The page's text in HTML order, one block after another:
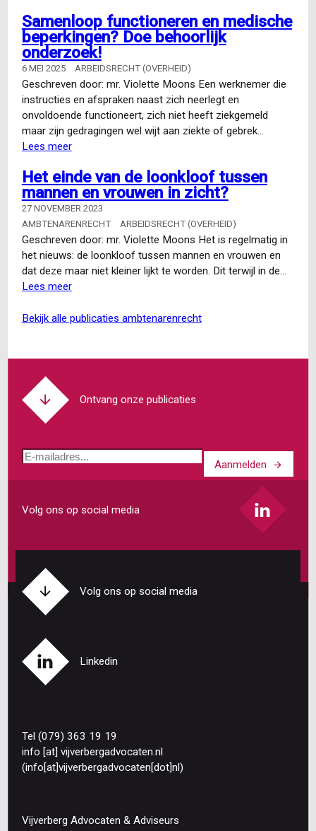
Samenloop functioneren en medische
beperkingen? Doe behoorlijk
onderzoek!
6 MEI 2025 ARBEIDSRECHT (OVERHEID)
Geschreven door: mr. Violette Moons Een werknemer die
instructies en afspraken naast zich neerlegt en
onvoldoende functioneert, zich niet heeft ziekgemeld
maar zijn gedragingen wel wijt aan ziekte of gebrek…
Lees meerover
functioneren
en
medische
beperkingen?
Doe
behoorlijk
onderzoek!
Het einde van de loonkloof tussen
mannen en vrouwen in zicht?
27 NOVEMBER 2023
AMBTENARENRECHT
ARBEIDSRECHT (OVERHEID)
Geschreven door: mr. Violette Moons Het is regelmatig in
het nieuws: de loonkloof tussen mannen en vrouwen en
dat deze maar niet kleiner lijkt te worden. Dit terwijl in de…
Lees meerover
einde
mannen
zicht?
bekijk alle publicaties ambtenarenrecht
Ontvang onze publicaties
E-
Aanmelden
Volg ons op social media
Volg ons op social media
Linkedin
Tel (079) 363 19 19
info [at] vijverbergadvocaten.nl
(info[at]vijverbergadvocaten[dot]nl)
Vijverberg Advocaten & Adviseurs